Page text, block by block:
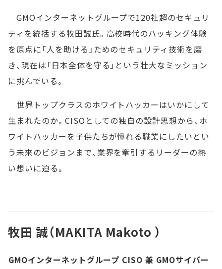
GMOインターネットグループで120社超のセキュリ
ティを統括する牧田誠氏。高校時代のハッキング体験
を原点に「人を助ける」ためのセキュリティ技術を磨
き、現在は「日本全体を守る」という壮大なミッション
に挑んでいる。
世界トップクラスのホワイトハッカーはいかにして
生まれたのか。CISOとしての独自の設計思想から、ホ
ワイトハッカーを子供たちが憧れる職業にしたいとい
う未来のビジョンまで、業界を牽引するリーダーの熱
い想いに迫る。
牧田 誠（MAKITA Makoto ）
――GMOインターネットグループ CISO 兼 GMOサイバー